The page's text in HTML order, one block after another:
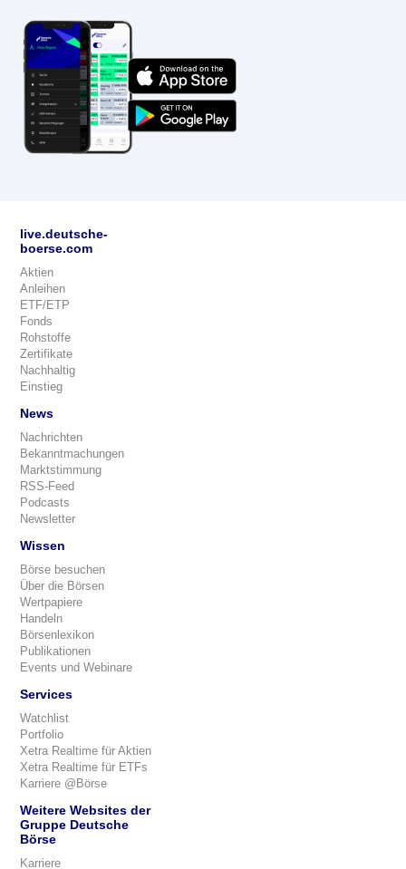
live.deutsche-
boerse.com
Aktien
Anleihen
ETF/ETP
Fonds
Rohstoffe
Zertifikate
Nachhaltig
Einstieg
News
Nachrichten
Bekanntmachungen
Marktstimmung
RSS-Feed
Podcasts
Newsletter
Wissen
Börse besuchen
Über die Börsen
Wertpapiere
Handeln
Börsenlexikon
Publikationen
Events und Webinare
Services
Watchlist
Portfolio
Xetra Realtime für Aktien
Xetra Realtime für ETFs
Karriere @Börse
Weitere Websites der
Gruppe Deutsche
Börse
Karriere